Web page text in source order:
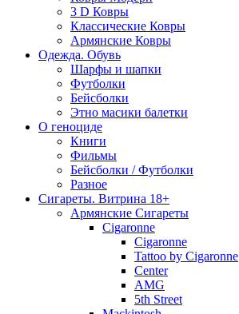
3 D Ковры
Классические Ковры
Армянские Ковры
Одежда. Обувь
Шарфы и шапки
Футболки
Бейсболки
Этно масики балетки
О геноциде
Книги
Фильмы
Бейсболки / Футболки
Разное
Сигареты. Витрина 18+
Армянские Сигареты
Cigaronne
Cigaronne
Tattoo by Cigaronne
Center
AMG
5th Street